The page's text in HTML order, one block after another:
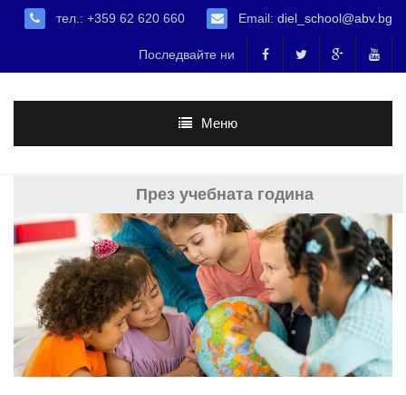
тел.: +359 62 620 660 Email: diel_school@abv.bg
Последвайте ни
Меню
През учебната година